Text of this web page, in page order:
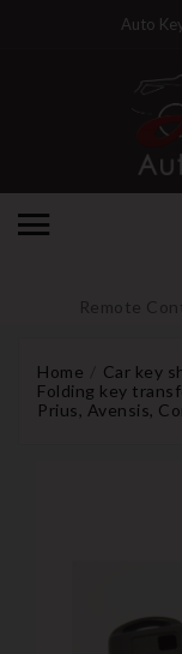
Auto
Remote
Home Car key
Folding key
Prius, Avensis,